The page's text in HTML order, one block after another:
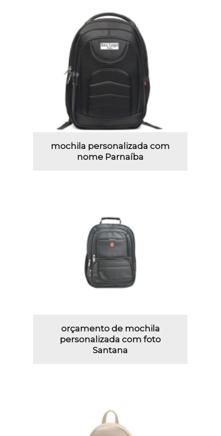
mochila personalizada com
nome Parnaíba
orçamento de mochila
personalizada com foto
Santana